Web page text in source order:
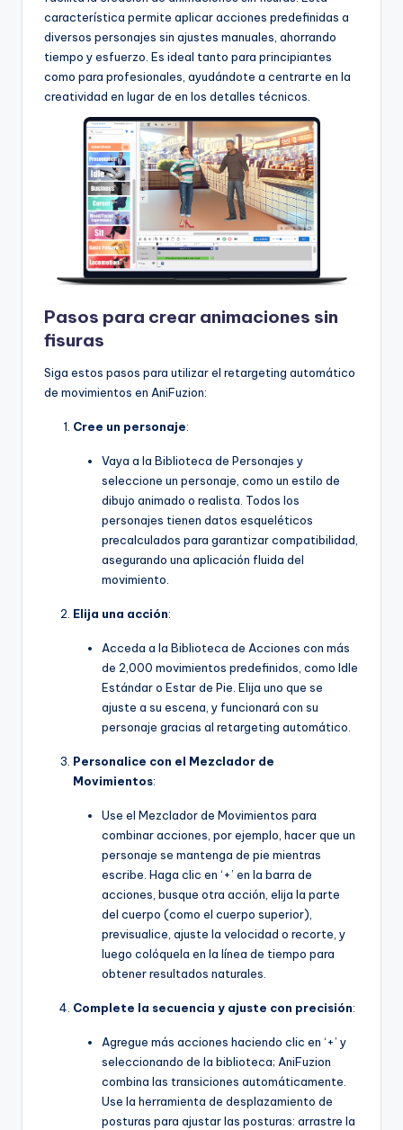
si
w
característica permite aplicar acciones predefinidas a
diversos personajes sin ajustes manuales, ahorrando
tiempo y esfuerzo. Es ideal tanto para principiantes
como para profesionales, ayudándote a centrarte en la
creatividad en lugar de en los detalles técnicos.
Pasos para crear animaciones sin
fisuras
Siga estos pasos para utilizar el retargeting automático
de movimientos en AniFuzion:
Cree un personaje:
Vaya a la Biblioteca de Personajes y
seleccione un personaje, como un estilo de
dibujo animado o realista. Todos los
personajes tienen datos esqueléticos
precalculados para garantizar compatibilidad,
asegurando una aplicación fluida del
movimiento.
Elija una acción:
Acceda a la Biblioteca de Acciones con más
de 2,000 movimientos predefinidos, como Idle
Estándar o Estar de Pie. Elija uno que se
ajuste a su escena, y funcionará con su
personaje gracias al retargeting automático.
Personalice con el Mezclador de
Movimientos:
Use el Mezclador de Movimientos para
combinar acciones, por ejemplo, hacer que un
personaje se mantenga de pie mientras
escribe. Haga clic en ‘+’ en la barra de
acciones, busque otra acción, elija la parte
del cuerpo (como el cuerpo superior),
previsualice, ajuste la velocidad o recorte, y
luego colóquela en la línea de tiempo para
obtener resultados naturales.
Complete la secuencia y ajuste con precisión:
Agregue más acciones haciendo clic en ‘+’ y
seleccionando de la biblioteca; AniFuzion
combina las transiciones automáticamente.
Use la herramienta de desplazamiento de
posturas para ajustar las posturas: arrastre la